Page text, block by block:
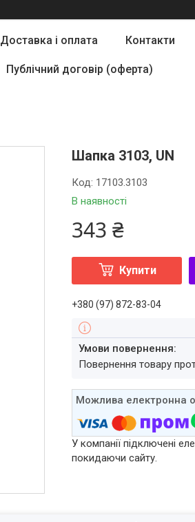
Доставка і оплата Контакти
Публічний договір (оферта)
Шапка 3103, UN
В наявності
Код: 17103.3103
343 ₴
Купити
+380 (97) 872-83-04
повернення товару
У компанії підключені
покидаючи сайту.